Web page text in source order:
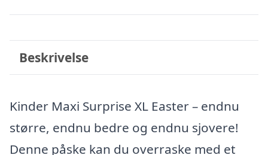
Beskrivelse
Kinder Maxi Surprise XL Easter – endnu
større, endnu bedre og endnu sjovere!
Denne påske kan du overraske med et